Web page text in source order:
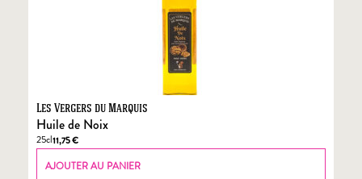
Les Vergers du Marquis
Huile de Noix
25cl11,75€
AJOUTER AU PANIER